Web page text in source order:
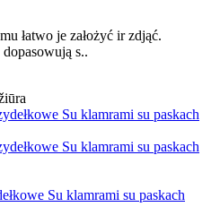
łatwo je założyć ir zdjąć.
s..
Su klamrami su paskach